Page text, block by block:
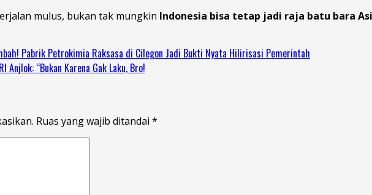
mulus, bukan tak mungkin Indonesia bisa tetap jadi raja batu bara
Pabrik Petrokimia Raksasa di Cilegon Jadi Bukti Nyata Hilirisasi Pemerintah
Anjlok: “Bukan Karena Gak Laku, Bro!
Ruas yang wajib ditandai *